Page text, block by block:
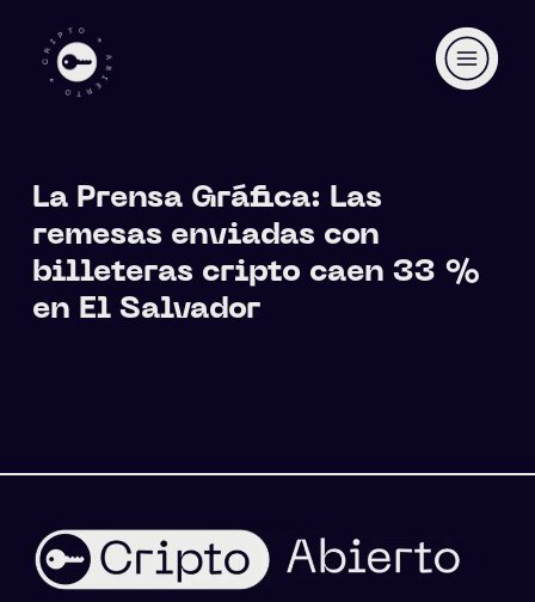
La Prensa Gráfica: Las
remesas enviadas con
billeteras cripto caen 33 %
en El Salvador